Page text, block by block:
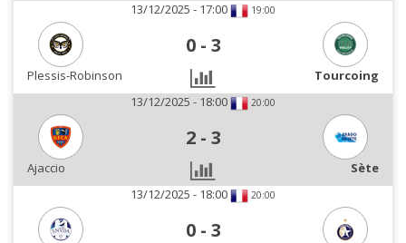
13/12/2025 - 17:00
19:00
0 - 3
Plessis-Robinson
Tourcoing
13/12/2025 - 18:00
20:00
2 - 3
Ajaccio
Sète
13/12/2025 - 18:00
20:00
0 - 3